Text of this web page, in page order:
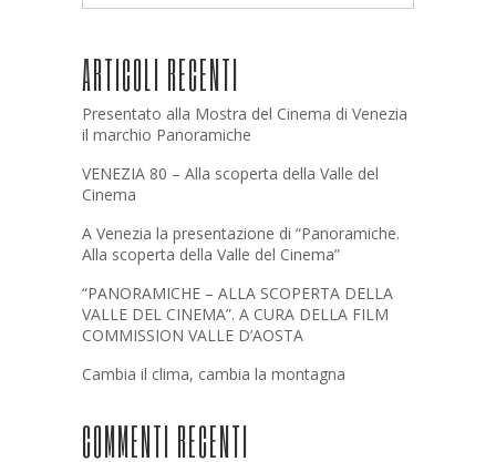
ARTICOLI RECENTI
Presentato alla Mostra del Cinema di Venezia
il marchio Panoramiche
VENEZIA 80 – Alla scoperta della Valle del
Cinema
A Venezia la presentazione di “Panoramiche.
Alla scoperta della Valle del Cinema”
“PANORAMICHE – ALLA SCOPERTA DELLA
VALLE DEL CINEMA”. A CURA DELLA FILM
COMMISSION VALLE D’AOSTA
Cambia il clima, cambia la montagna
COMMENTI RECENTI